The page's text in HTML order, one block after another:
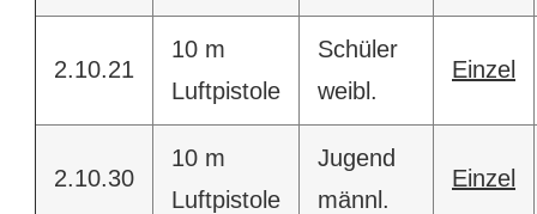
2.10.21
10 m
Luftpistole
Schüler
weibl.
Einzel
2.10.30
10 m
Luftpistole
Jugend
männl.
Einzel